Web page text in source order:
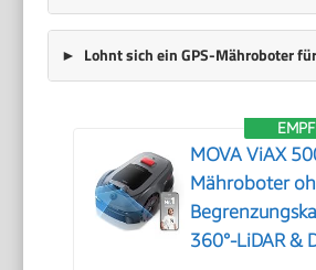
Lohnt sich ein GPS-Mähroboter
MOVA ViAX
Mähroboter
360°-LiDAR &